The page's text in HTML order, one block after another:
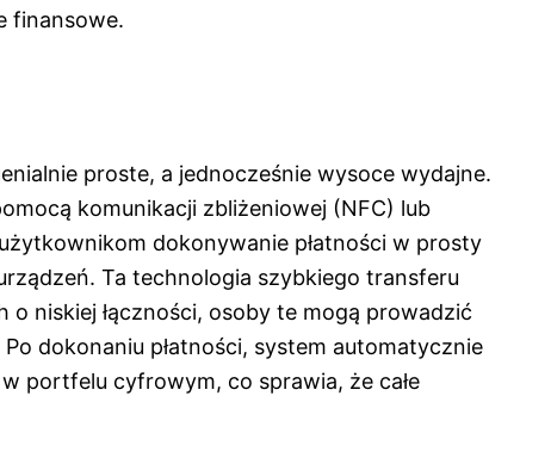
finansowe.
proste, a jednocześnie wysoce wydajne.
komunikacji zbliżeniowej (NFC) lub
dokonywanie płatności w prosty
Ta technologia szybkiego transferu
niskiej łączności, osoby te mogą prowadzić
dokonaniu płatności, system automatycznie
portfelu cyfrowym, co sprawia, że całe